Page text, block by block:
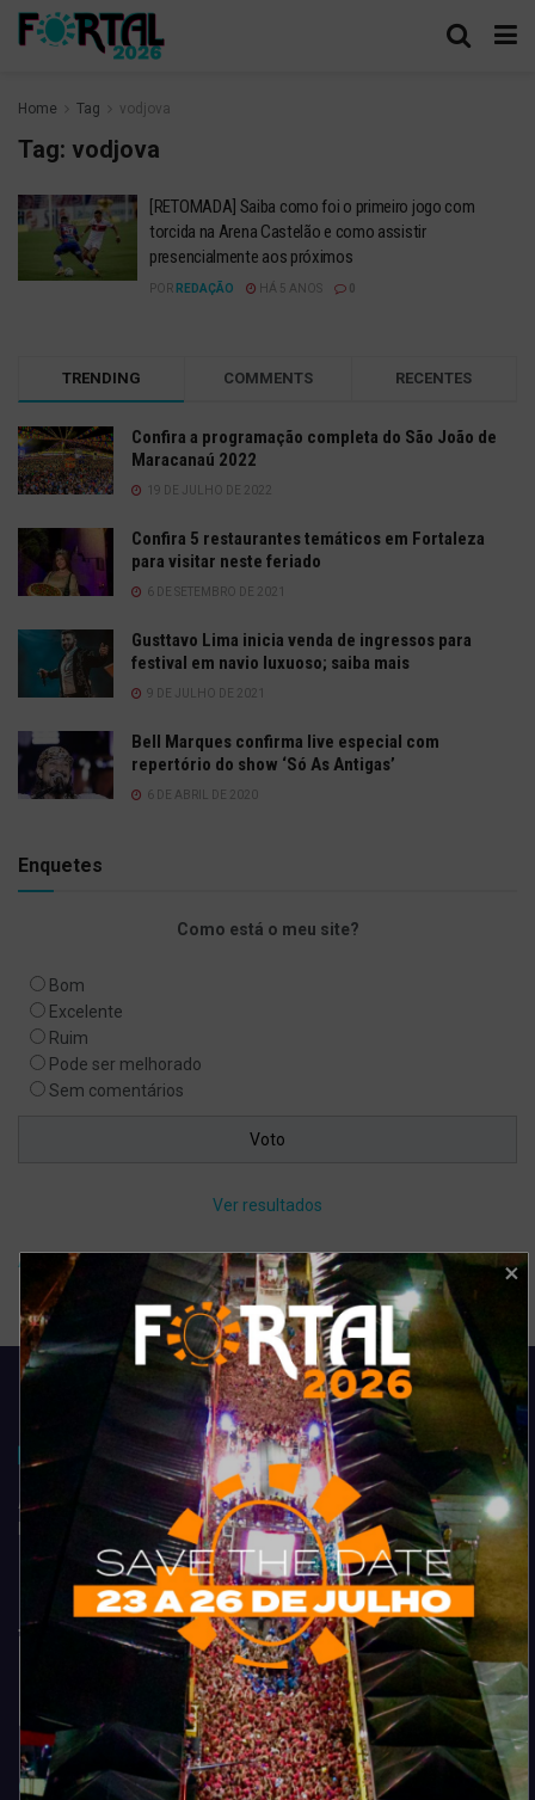
Home Tag vodjova
Tag: vodjova
[RETOMADA] Saiba como foi o primeiro jogo com
torcida na Arena Castelão e como assistir
presencialmente aos próximos
POR REDAÇÃO HÁ 5 ANOS
TRENDING COMMENTS RECENTES
Confira a programação completa do São João de
Maracanaú 2022
19 DE JULHO DE 2022
Confira 5 restaurantes temáticos em Fortaleza
para visitar neste feriado
6 DE SETEMBRO DE 2021
Gusttavo Lima inicia venda de ingressos para
festival em navio luxuoso; saiba mais
9 DE JULHO DE 2021
Bell Marques confirma live especial com
repertório do show ‘Só As Antigas’
6 DE ABRIL DE 2020
Enquetes
Como está o meu site?
Bom
Excelente
Ruim
Pode ser melhorado
Sem comentários
Ver resultados
Arquivo de enquete
Acompanhe todas as novidades do entretenimento na região de
Fortaleza. Dicas, promoções, coberturas exclusivas e muito mais.
Categorias